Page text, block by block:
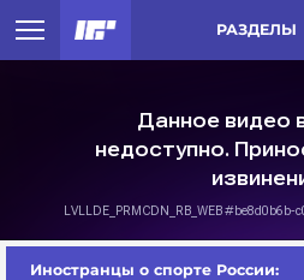
РАЗДЕЛЫ
Иностранцы о спорте России: